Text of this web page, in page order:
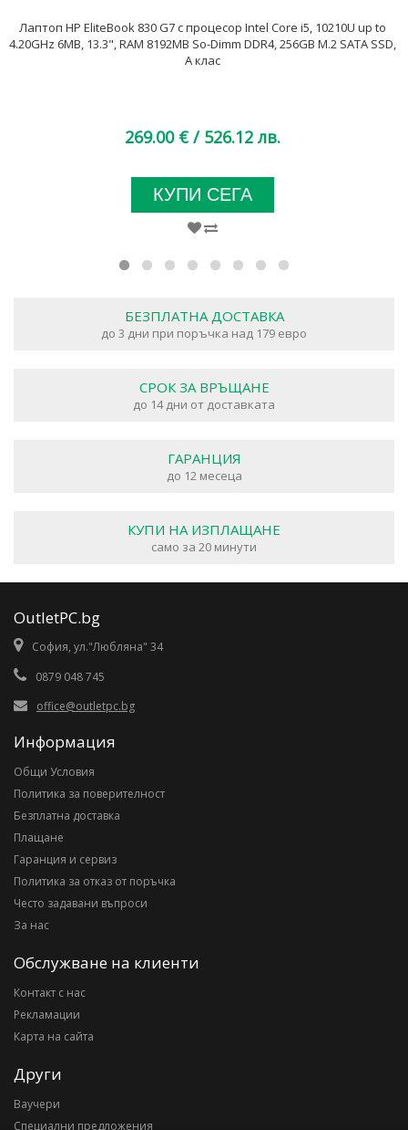
Лаптоп HP EliteBook 830 G7 с процесор Intel Core i5, 10210U up to
4.20GHz 6MB, 13.3", RAM 8192MB So-Dimm DDR4, 256GB M.2 SATA SSD,
A клас
269.00 € / 526.12 лв.
КУПИ СЕГА
БЕЗПЛАТНА ДОСТАВКА
до 3 дни при поръчка над 179 евро
СРОК ЗА ВРЪЩАНЕ
до 14 дни от доставката
ГАРАНЦИЯ
до 12 месеца
КУПИ НА ИЗПЛАЩАНЕ
само за 20 минути
OutletPC.bg
София, ул."Любляна" 34
0879 048 745
office@outletpc.bg
Информация
Общи Условия
Политика за поверителност
Безплатна доставка
Плащане
Гаранция и сервиз
Политика за отказ от поръчка
Често задавани въпроси
За нас
Обслужване на клиенти
Контакт с нас
Рекламации
Карта на сайта
Други
Ваучери
Специални предложения